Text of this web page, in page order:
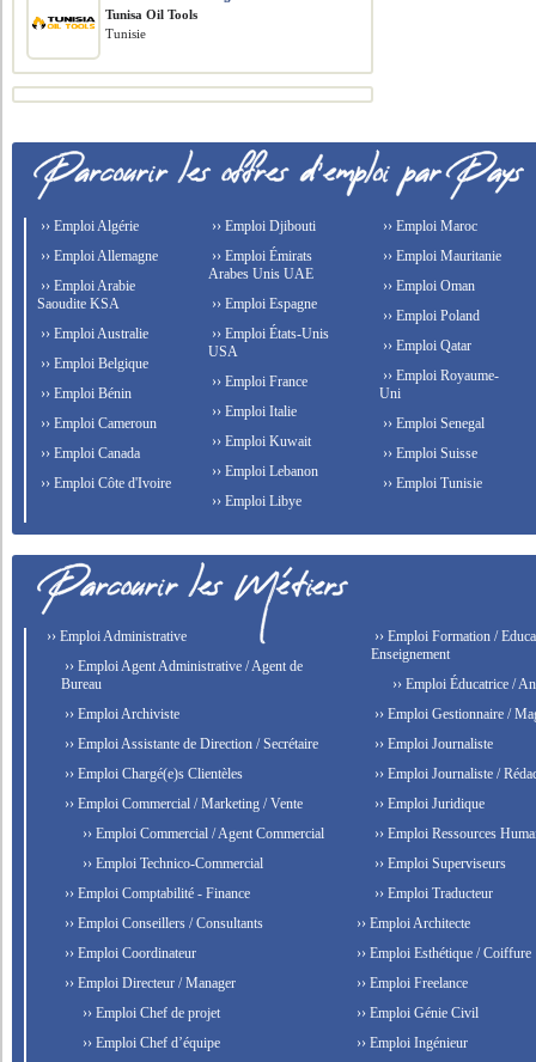
Tunisa Oil Tools
Tunisie
›› Emploi Algérie
›› Emploi Allemagne
›› Emploi Arabie
Saoudite KSA
›› Emploi Australie
›› Emploi Belgique
›› Emploi Bénin
›› Emploi Cameroun
›› Emploi Canada
›› Emploi Côte d'Ivoire
›› Emploi Djibouti
›› Emploi Émirats
Arabes Unis UAE
›› Emploi Espagne
›› Emploi États-Unis
USA
›› Emploi France
›› Emploi Italie
›› Emploi Kuwait
›› Emploi Lebanon
›› Emploi Libye
›› Emploi Maroc
›› Emploi Mauritanie
›› Emploi Oman
›› Emploi Poland
›› Emploi Qatar
›› Emploi Royaume-
Uni
›› Emploi Senegal
›› Emploi Suisse
›› Emploi Tunisie
›› Emploi Administrative
›› Emploi Agent Administrative / Agent de
Bureau
›› Emploi Archiviste
›› Emploi Assistante de Direction / Secrétaire
›› Emploi Chargé(e)s Clientèles
›› Emploi Commercial / Marketing / Vente
›› Emploi Commercial / Agent Commercial
›› Emploi Technico-Commercial
›› Emploi Comptabilité - Finance
›› Emploi Conseillers / Consultants
›› Emploi Coordinateur
›› Emploi Directeur / Manager
›› Emploi Chef de projet
›› Emploi Chef d’équipe
›› Emploi Formation /
Enseignement
›› Emploi Éducatrice /
›› Emploi Gestionnaire /
›› Emploi Journaliste
›› Emploi Journaliste /
›› Emploi Juridique
›› Emploi Ressources
›› Emploi Superviseurs
›› Emploi Traducteur
›› Emploi Architecte
›› Emploi Esthétique / Coiffure
›› Emploi Freelance
›› Emploi Génie Civil
›› Emploi Ingénieur